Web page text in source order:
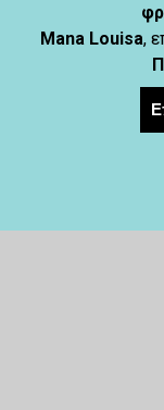
Mana Louisa,